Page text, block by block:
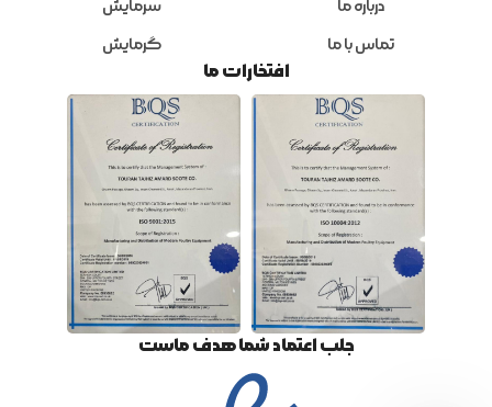
درباره ما
تماس با ما
سرمایش
گرمایش
افتخارات ما
جلب اعتماد شما هدف ماست